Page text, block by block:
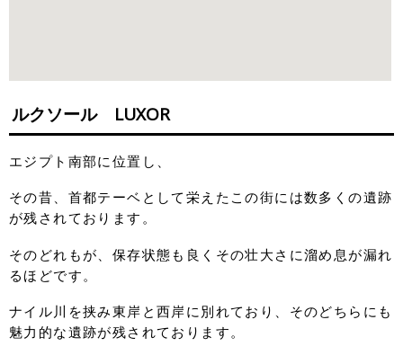
ルクソール LUXOR
エジプト南部に位置し、
その昔、首都テーベとして栄えたこの街には数多くの遺跡
が残されております。
そのどれもが、保存状態も良くその壮大さに溜め息が漏れ
るほどです。
ナイル川を挟み東岸と西岸に別れており、そのどちらにも
魅力的な遺跡が残されております。